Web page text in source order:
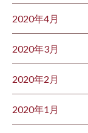
2020年4月
2020年3月
2020年2月
2020年1月